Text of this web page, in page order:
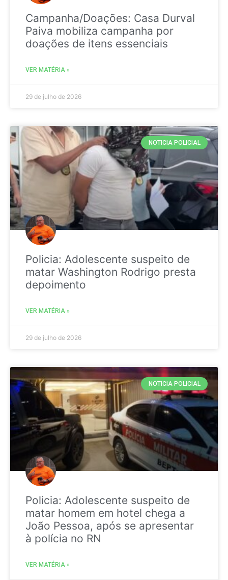
Campanha/Doações: Casa Durval
Paiva mobiliza campanha por
doações de itens essenciais
VER MATÉRIA »
29 de julho de 2026
NOTICIA POLICIAL
Policia: Adolescente suspeito de
matar Washington Rodrigo presta
depoimento
VER MATÉRIA »
29 de julho de 2026
NOTICIA POLICIAL
Policia: Adolescente suspeito de
matar homem em hotel chega a
João Pessoa, após se apresentar
à polícia no RN
VER MATÉRIA »